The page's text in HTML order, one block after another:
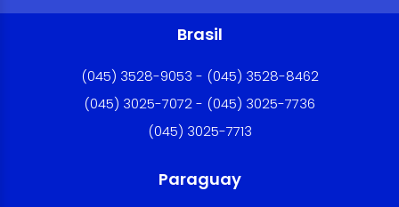
Brasil
(045) 3528-9053 - (045) 3528-8462
(045) 3025-7072 - (045) 3025-7736
(045) 3025-7713
Paraguay